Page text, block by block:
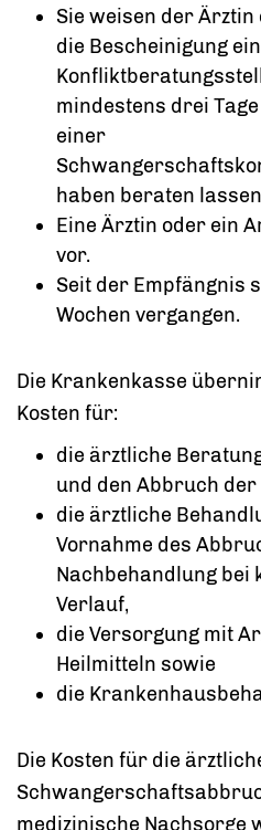
Sie weisen der
die Bescheinigung
mindestens drei
einer
haben beraten
Eine Ärztin oder ein
vor.
Seit der Empfängnis
Wochen vergangen.
Die Krankenkasse
Kosten für:
die ärztliche
und den Abbruch
die ärztliche
Vornahme des
Nachbehandlung bei
Verlauf,
die Versorgung mit
Heilmitteln sowie
die
Die Kosten für die
medizinische Nachsorge